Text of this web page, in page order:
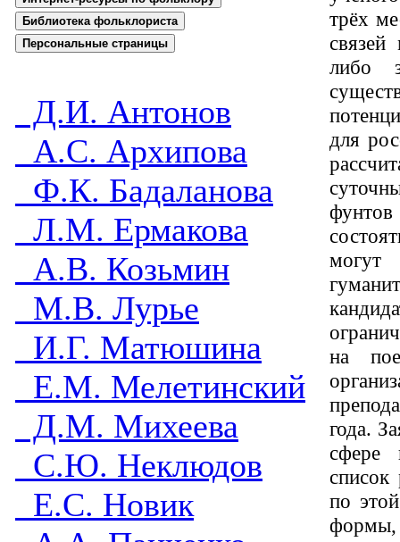
Библиотека фольклориста
Персональные страницы
Д.И. Антонов
А.С. Архипова
Ф.К. Бадаланова
Л.М. Ермакова
А.В. Козьмин
М.В. Лурье
И.Г. Матюшина
Е.М. Мелетинский
Д.М. Михеева
С.Ю. Неклюдов
Е.С. Новик
трёх
либо
для
могут
на
года.
сфере
список
по